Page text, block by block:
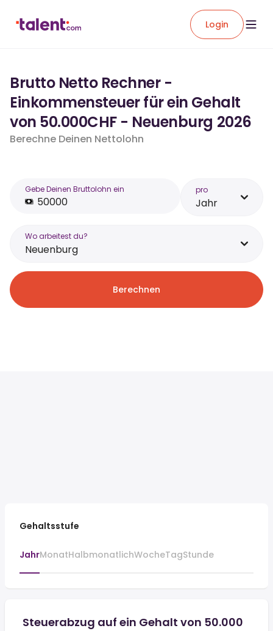
Login
Brutto Netto Rechner -
Einkommensteuer für ein Gehalt
von 50.000CHF - Neuenburg 2026
Berechne Deinen Nettolohn
Gebe Deinen Bruttolohn ein pro
Jahr
Wo arbeitest du?
Neuenburg
Berechnen
Gehaltsstufe
JahrMonatHalbmonatlichWocheTagStunde
Steuerabzug auf ein Gehalt von 50.000